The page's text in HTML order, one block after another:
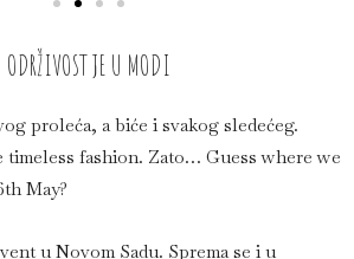
ODRŽIVOST JE U MODI
proleća, a biće i svakog sledećeg.
timeless fashion. Zato… Guess where we
May?
u Novom Sadu. Sprema se i u